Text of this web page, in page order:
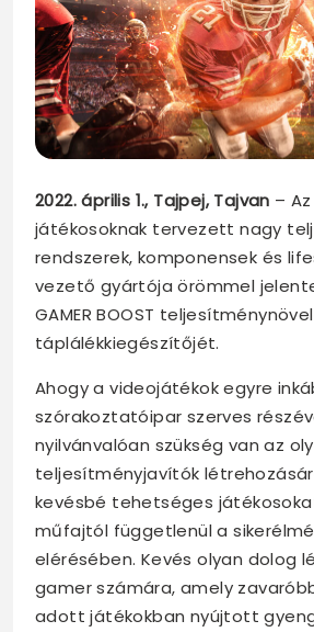
2022. április 1., Tajpej, Tajvan – Az
játékosoknak tervezett nagy
rendszerek, komponensek és
vezető gyártója örömmel
GAMER BOOST
táplálékkiegészítőjét.
Ahogy a videojátékok egyre
szórakoztatóipar szerves
nyilvánvalóan szükség van az
teljesítményjavítók
kevésbé tehetséges
műfajtól függetlenül a
elérésében. Kevés olyan dolog
gamer számára, amely
adott játékokban nyújtott